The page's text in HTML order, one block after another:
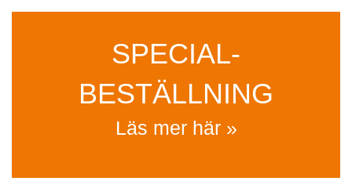
SPECIAL­
BESTÄLLNING
Läs mer här »